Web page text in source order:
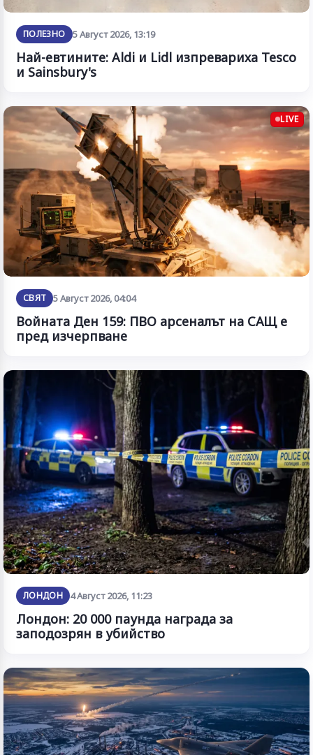
ПОЛЕЗНО 5 Август 2026, 13:19
Най-евтините: Aldi и Lidl изпревариха Tesco
и Sainsbury's
LIVE
СВЯТ 5 Август 2026, 04:04
Войната Ден 159: ПВО арсеналът на САЩ е
пред изчерпване
ЛОНДОН 4 Август 2026, 11:23
Лондон: 20 000 паунда награда за
заподозрян в убийство